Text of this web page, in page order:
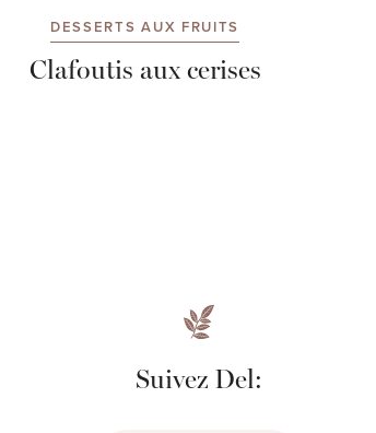
DESSERTS AUX FRUITS
Clafoutis aux cerises
Suivez Del: